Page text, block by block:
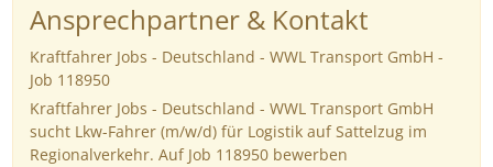
Ansprechpartner & Kontakt
Kraftfahrer Jobs - Deutschland - WWL Transport GmbH -
Job 118950
Kraftfahrer Jobs - Deutschland - WWL Transport GmbH
sucht Lkw-Fahrer (m/w/d) für Logistik auf Sattelzug im
Regionalverkehr. Auf Job 118950 bewerben